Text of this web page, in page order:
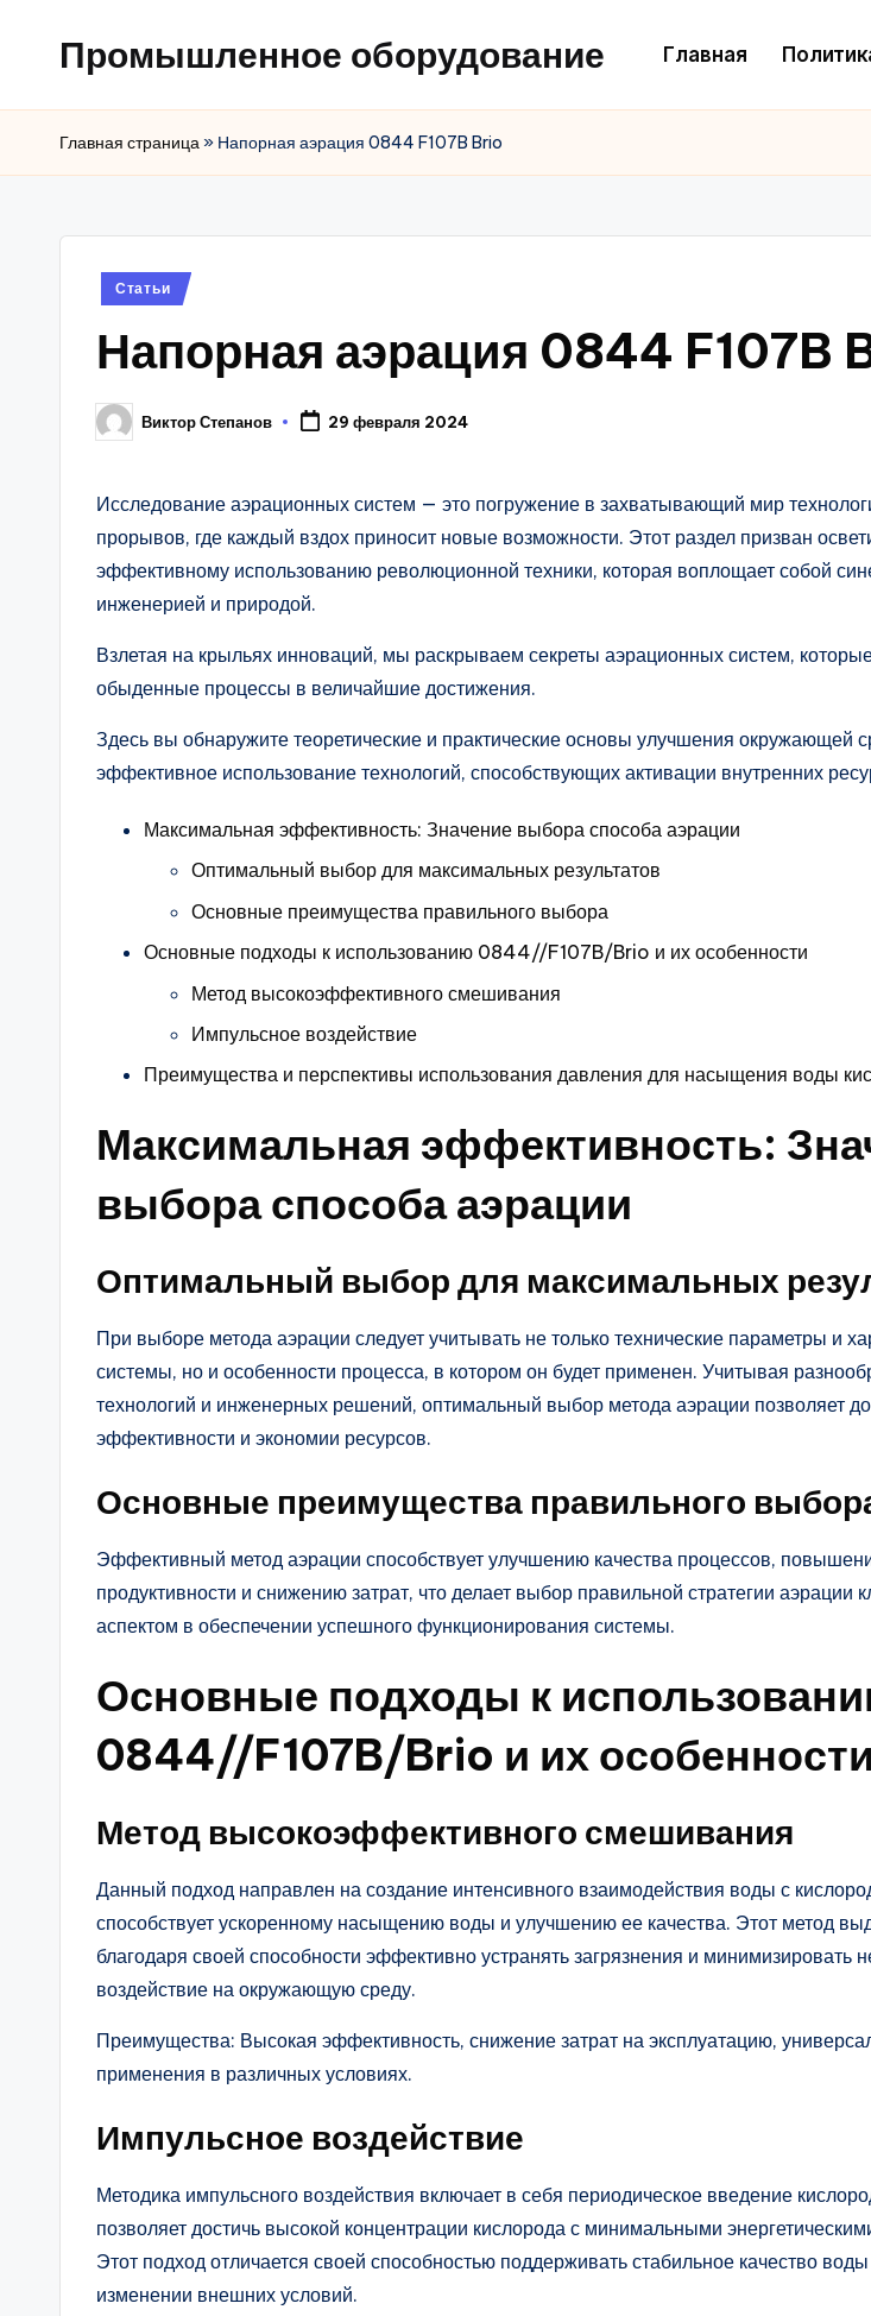
Промышленное оборудование Главная
Главная страница» Напорная аэрация 0844 F107B Brio
Posted
Статьи
Напорная аэрация 0844 F107B
Posted
by
Виктор Степанов 29 февраля 2024
Исследование аэрационных систем — это погружение в захватывающий мир
прорывов, где каждый вздох приносит новые возможности. Этот раздел призван
эффективному использованию революционной техники, которая воплощает собой
инженерией и природой.
Взлетая на крыльях инноваций, мы раскрываем секреты аэрационных систем,
обыденные процессы в величайшие достижения.
Здесь вы обнаружите теоретические и практические основы улучшения окружающей
эффективное использование технологий, способствующих активации внутренних
Максимальная эффективность: Значение выбора способа аэрации
Оптимальный выбор для максимальных результатов
Основные преимущества правильного выбора
Основные подходы к использованию 0844//F107B/Brio и их особенности
Метод высокоэффективного смешивания
Импульсное воздействие
Преимущества и перспективы использования давления для насыщения воды
Максимальная эффективность:
выбора способа аэрации
Оптимальный выбор для максимальных
При выборе метода аэрации следует учитывать не только технические параметры и
системы, но и особенности процесса, в котором он будет применен. Учитывая
технологий и инженерных решений, оптимальный выбор метода аэрации позволяет
эффективности и экономии ресурсов.
Основные преимущества правильного
Эффективный метод аэрации способствует улучшению качества процессов,
продуктивности и снижению затрат, что делает выбор правильной стратегии аэрации
аспектом в обеспечении успешного функционирования системы.
Основные подходы к
0844//F107B/Brio и их особенности
Метод высокоэффективного смешивания
Данный подход направлен на создание интенсивного взаимодействия воды с
способствует ускоренному насыщению воды и улучшению ее качества. Этот метод
благодаря своей способности эффективно устранять загрязнения и минимизировать
воздействие на окружающую среду.
Преимущества: Высокая эффективность, снижение затрат на эксплуатацию,
применения в различных условиях.
Импульсное воздействие
Методика импульсного воздействия включает в себя периодическое введение
позволяет достичь высокой концентрации кислорода с минимальными
Этот подход отличается своей способностью поддерживать стабильное качество
изменении внешних условий.